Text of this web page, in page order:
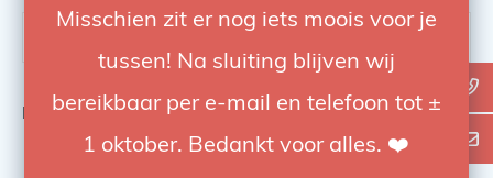
Misschien zit er nog iets moois voor je
tussen! Na sluiting blijven wij
bereikbaar per e-mail en telefoon tot ±
1 oktober. Bedankt voor alles. ❤️
Bekijk0 van de 0 producten